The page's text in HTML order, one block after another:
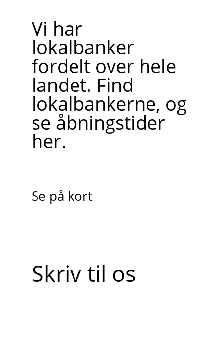
Vi har
lokalbanker
fordelt over hele
landet. Find
lokalbankerne, og
se åbningstider
her.
Se på kort
Skriv til os